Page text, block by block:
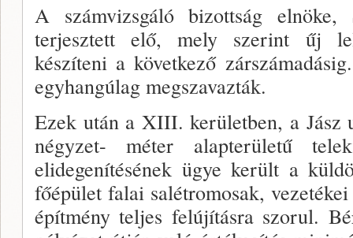
A számvizsgáló bizottság elnöke,
terjesztett elő, mely szerint űj
készíteni a következő
egyhangúlag megszavazták.
Ezek után a XIII. kerületben, a Jász
négyzet- méter alapterületű
elidegenítésének ügye került a
főépület falai salétromosak,
építmény teljes felújításra szorul.